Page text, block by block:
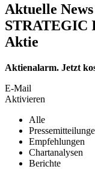
Aktuelle
STRATEGIC
Aktie
Aktienalarm. Jetzt
E-Mail
Aktivieren
Alle
Empfehlungen
Chartanalysen
Berichte